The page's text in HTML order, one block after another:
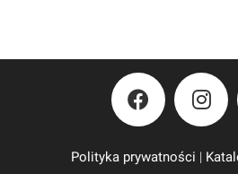
Polityka prywatności |